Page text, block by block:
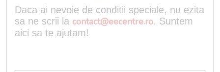
Daca ai nevoie de conditii speciale, nu ezita
sa ne scrii la contact@eecentre.ro. Suntem
aici sa te ajutam!